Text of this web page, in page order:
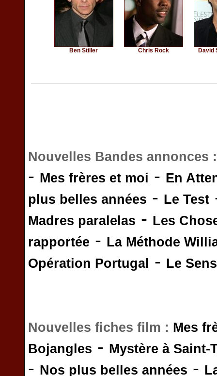
Ben Stiller Chris Rock David
Nouvelles Bandes annonces
- Mes frères et moi - En
plus belles années - Le Test
Madres paralelas - Les
rapportée - La Méthode
Opération Portugal
- Le
Nouvelles fiches film : Mes
Bojangles - Mystère à Saint-
- Nos plus belles années -